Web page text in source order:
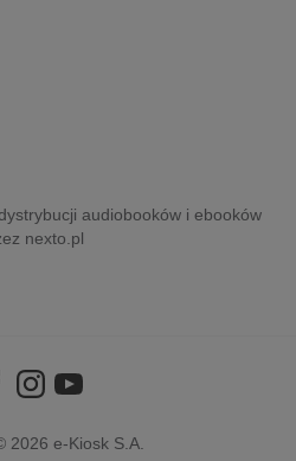
audiobooków i ebooków
nexto.pl
2026 e-Kiosk S.A.